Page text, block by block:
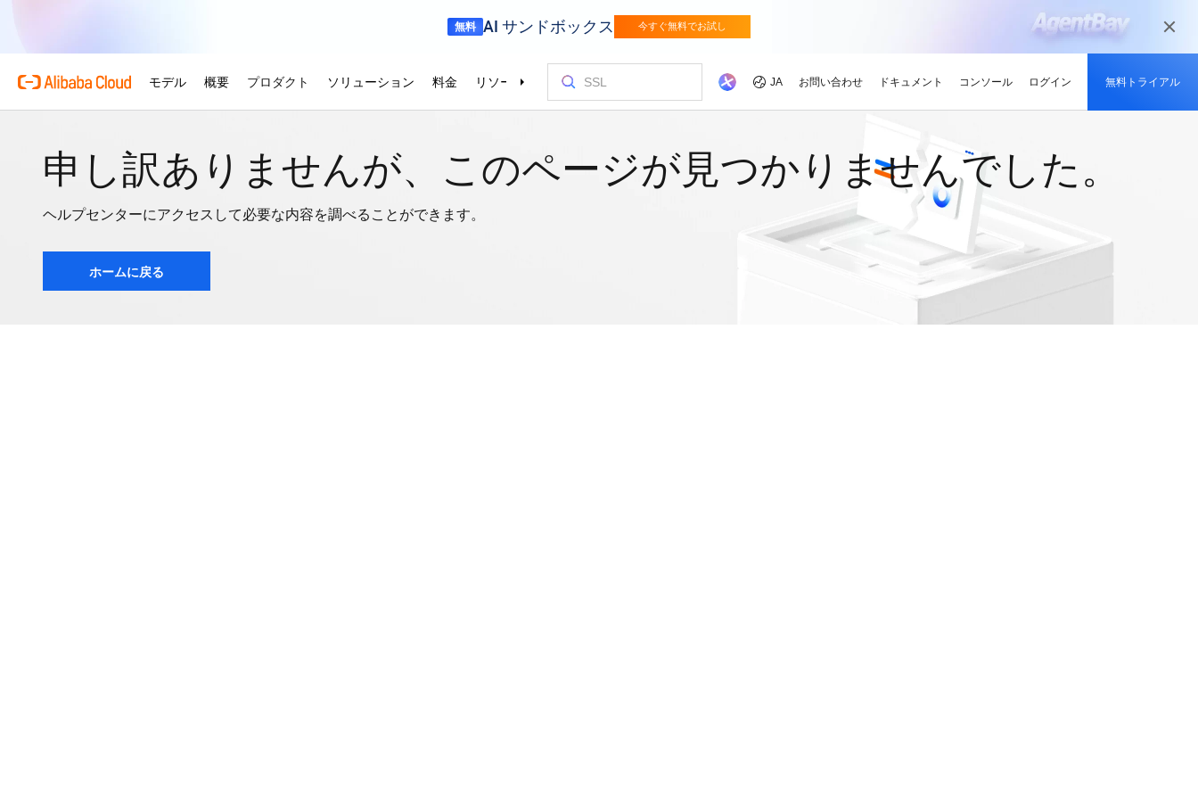
申し訳ありませんが、このページが見つかりませんでした。
ヘルプセンターにアクセスして必要な内容を調べることができます。
ホームに戻る